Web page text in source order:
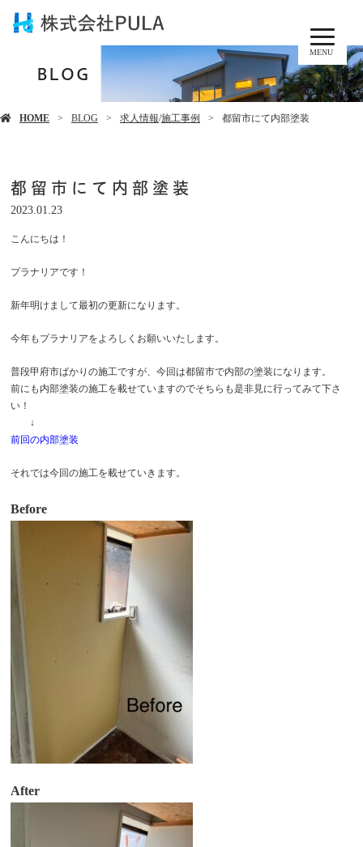
MENU
BLOG
HOME BLOG 求人情報/施工事例 都留市にて内部塗装
都留市にて内部塗装
2023.01.23
こんにちは！
プラナリアです！
新年明けまして最初の更新になります。
今年もプラナリアをよろしくお願いいたします。
普段甲府市ばかりの施工ですが、今回は都留市で内部の塗装になります。
前にも内部塗装の施工を載せていますのでそちらも是非見に行ってみて下さ
い！
↓
前回の内部塗装
それでは今回の施工を載せていきます。
Before
After